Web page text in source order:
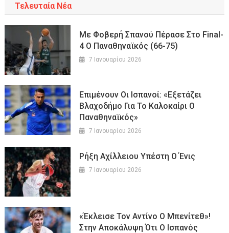
Τελευταία Νέα
Με Φοβερή Σπανού Πέρασε Στο Final-
4 Ο Παναθηναϊκός (66-75)
7 Ιανουαρίου 2026
Επιμένουν Οι Ισπανοί: «Εξετάζει
Βλαχοδήμο Για Το Καλοκαίρι Ο
Παναθηναϊκός»
7 Ιανουαρίου 2026
Ρήξη Αχίλλειου Υπέστη Ο Ένις
7 Ιανουαρίου 2026
«Έκλεισε Τον Αντίνο Ο Μπενίτεθ»!
Στην Αποκάλυψη Ότι Ο Ισπανός